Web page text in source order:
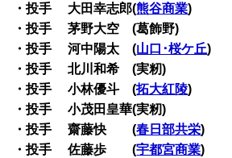
・投手 大田幸志郎(熊谷商業)
・投手 茅野大空 (葛飾野)
・投手 河中陽太 (山口･桜ケ丘)
・投手 北川和希 (実籾)
・投手 小林優斗 (拓大紅陵)
・投手 小茂田皇華(実籾)
・投手 齋藤快 (春日部共栄)
・投手 佐藤歩 (宇都宮商業)